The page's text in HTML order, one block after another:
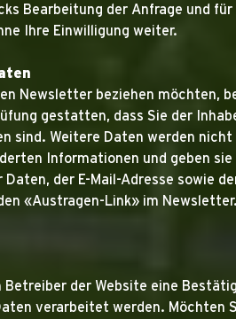
Bearbeitung der Anfrage und
Ihre Einwilligung weiter.
Newsletter beziehen möchten,
gestatten, dass Sie der
sind. Weitere Daten werden
Informationen und geben
der E-Mail-Adresse sowie
«Austragen-Link» im Newsletter.
der Website eine
verarbeitet werden. Möchten